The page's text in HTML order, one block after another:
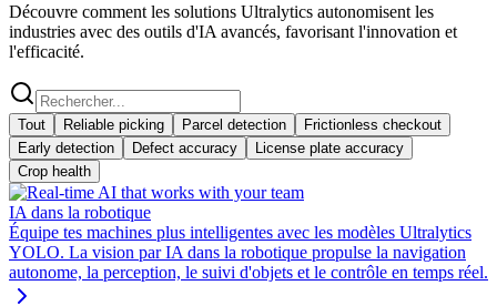
Découvre comment les solutions Ultralytics autonomisent les
industries avec des outils d'IA avancés, favorisant l'innovation et
l'efficacité.
Tout Reliable picking Parcel detection
Frictionless checkout
Early detection
Defect accuracy
License plate accuracy
Crop health
IA dans la robotique
Équipe tes machines plus intelligentes avec les modèles Ultralytics
YOLO. La vision par IA dans la robotique propulse la navigation
autonome, la perception, le suivi d'objets et le contrôle en temps réel.